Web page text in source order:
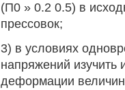
(П0 » 0.2 0.5) в
прессовок;
3) в условиях
напряжений изучить
деформации